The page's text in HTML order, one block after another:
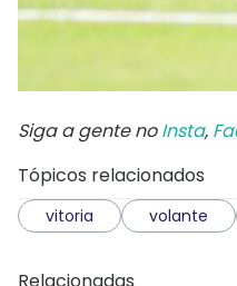
Siga a gente noInsta,
Tópicos relacionados
vitoria volante
Relacionadas